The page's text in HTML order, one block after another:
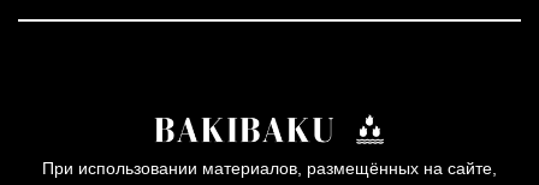
При использовании материалов, размещённых на сайте,